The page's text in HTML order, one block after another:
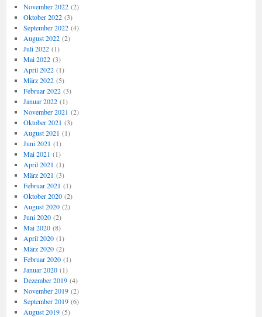
November 2022(2)
Oktober 2022(3)
September 2022(4)
August 2022(2)
Juli 2022(1)
Mai 2022(3)
April 2022(1)
März 2022(5)
Februar 2022(3)
Januar 2022(1)
November 2021 (2)
Oktober 2021 (3)
August 2021 (1)
Juni 2021 (1)
Mai 2021 (1)
April 2021 (1)
März 2021 (3)
Februar 2021 (1)
Oktober 2020(2)
August 2020(2)
Juni 2020(2)
Mai 2020(8)
April 2020(1)
März 2020(2)
Februar 2020(1)
Januar 2020(1)
Dezember 2019(4)
November 2019(2)
September 2019(6)
August 2019(5)